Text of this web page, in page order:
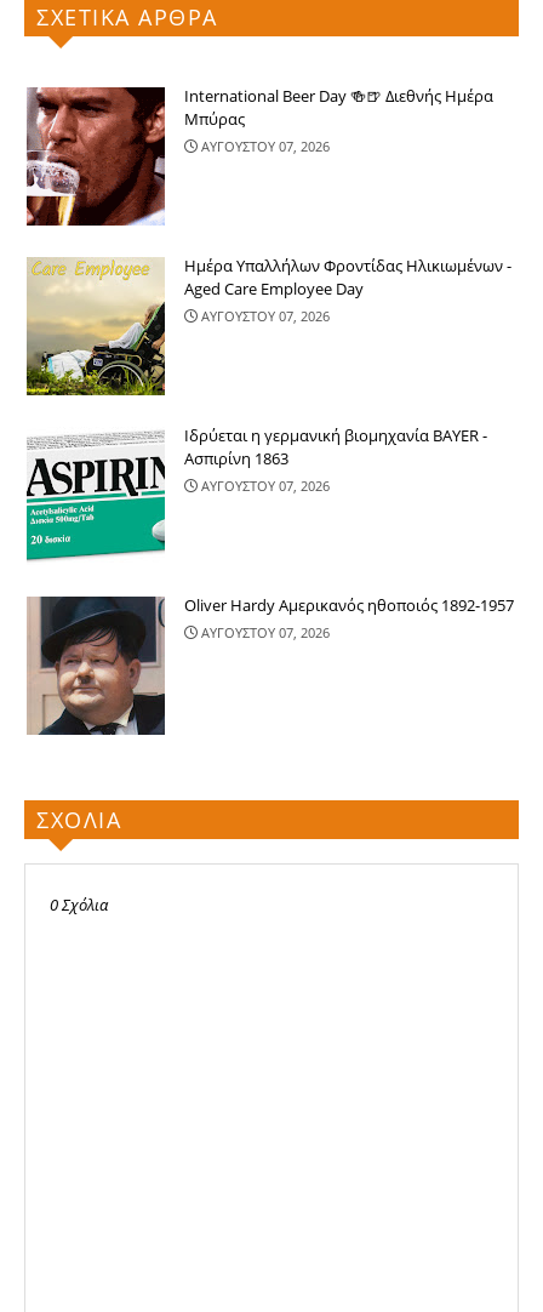
ΣΧΕΤΙΚΑ ΑΡΘΡΑ
International Beer Day 🍻🍺 Διεθνής Ημέρα
Μπύρας
ΑΥΓΟΥΣΤΟΥ 07, 2026
Ημέρα Υπαλλήλων Φροντίδας Ηλικιωμένων -
Aged Care Employee Day
ΑΥΓΟΥΣΤΟΥ 07, 2026
Ιδρύεται η γερμανική βιομηχανία BAYER -
Ασπιρίνη 1863
ΑΥΓΟΥΣΤΟΥ 07, 2026
Oliver Hardy Αμερικανός ηθοποιός 1892-1957
ΑΥΓΟΥΣΤΟΥ 07, 2026
ΣΧΟΛΙΑ
0 Σχόλια